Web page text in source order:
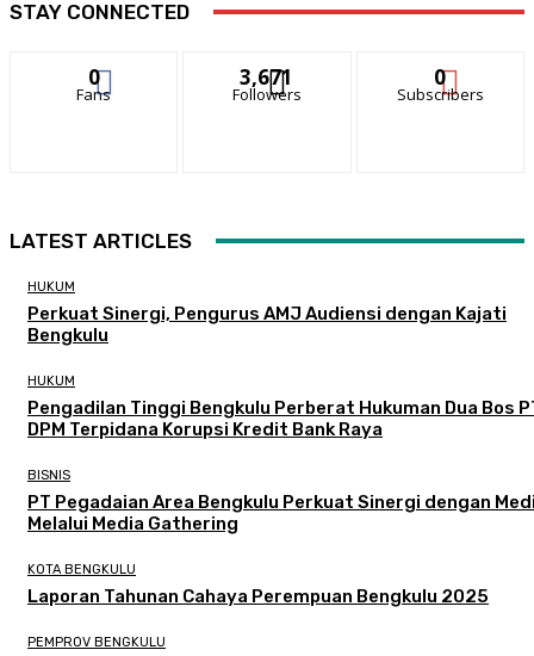
STAY CONNECTED
0
Fans
3,671
Followers
0
Subscribers
LATEST ARTICLES
HUKUM
Perkuat Sinergi, Pengurus AMJ Audiensi dengan Kajati
Bengkulu
HUKUM
Pengadilan Tinggi Bengkulu Perberat Hukuman Dua Bos
DPM Terpidana Korupsi Kredit Bank Raya
BISNIS
PT Pegadaian Area Bengkulu Perkuat Sinergi dengan
Melalui Media Gathering
KOTA BENGKULU
Laporan Tahunan Cahaya Perempuan Bengkulu 2025
PEMPROV BENGKULU